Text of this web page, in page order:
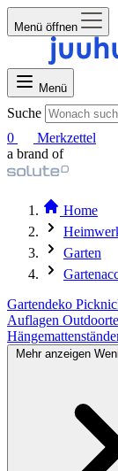
Menü öffnen
Menü
Suche
0
Merkzettel
a brand of
Home
Garten
Gartendeko
Auflagen
Mehr anzeigen